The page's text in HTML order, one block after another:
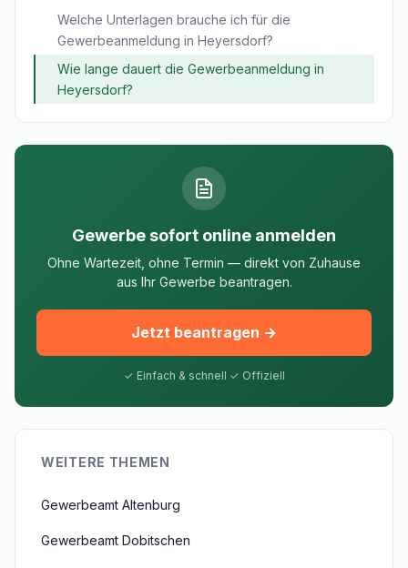
Welche Unterlagen brauche ich für die
Gewerbeanmeldung in Heyersdorf?
Wie lange dauert die Gewerbeanmeldung in
Heyersdorf?
Gewerbe sofort online anmelden
Ohne Wartezeit, ohne Termin — direkt von Zuhause
aus Ihr Gewerbe beantragen.
Jetzt beantragen →
✓ Einfach & schnell ✓ Offiziell
WEITERE THEMEN
Gewerbeamt Altenburg
Gewerbeamt Dobitschen